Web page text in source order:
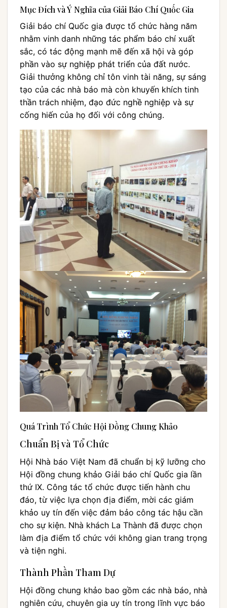
Mục Đích và Ý Nghĩa của Giải Báo Chí Quốc Gia
Giải báo chí Quốc gia được tổ chức hàng năm
nhằm vinh danh những tác phẩm báo chí xuất
sắc, có tác động mạnh mẽ đến xã hội và góp
phần vào sự nghiệp phát triển của đất nước.
Giải thưởng không chỉ tôn vinh tài năng, sự sáng
tạo của các nhà báo mà còn khuyến khích tinh
thần trách nhiệm, đạo đức nghề nghiệp và sự
cống hiến của họ đối với công chúng.
Quá Trình Tổ Chức Hội Đồng Chung Khảo
Chuẩn Bị và Tổ Chức
Hội Nhà báo Việt Nam đã chuẩn bị kỹ lưỡng cho
Hội đồng chung khảo Giải báo chí Quốc gia lần
thứ IX. Công tác tổ chức được tiến hành chu
đáo, từ việc lựa chọn địa điểm, mời các giám
khảo uy tín đến việc đảm bảo công tác hậu cần
cho sự kiện. Nhà khách La Thành đã được chọn
làm địa điểm tổ chức với không gian trang trọng
và tiện nghi.
Thành Phần Tham Dự
Hội đồng chung khảo bao gồm các nhà báo, nhà
nghiên cứu, chuyên gia uy tín trong lĩnh vực báo